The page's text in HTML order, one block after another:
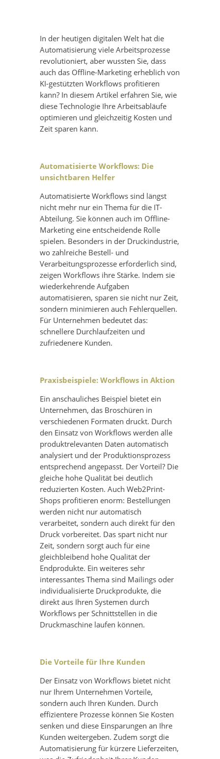
In der heutigen digitalen Welt hat die
Automatisierung viele Arbeitsprozesse
revolutioniert, aber wussten Sie, dass
auch das Offline-Marketing erheblich von
KI-gestützten Workflows profitieren
kann? In diesem Artikel erfahren Sie, wie
diese Technologie Ihre Arbeitsabläufe
optimieren und gleichzeitig Kosten und
Zeit sparen kann.
Automatisierte Workflows: Die
unsichtbaren Helfer
Automatisierte Workflows sind längst
nicht mehr nur ein Thema für die IT-
Abteilung. Sie können auch im Offline-
Marketing eine entscheidende Rolle
spielen. Besonders in der Druckindustrie,
wo zahlreiche Bestell- und
Verarbeitungsprozesse erforderlich sind,
zeigen Workflows ihre Stärke. Indem sie
wiederkehrende Aufgaben
automatisieren, sparen sie nicht nur Zeit,
sondern minimieren auch Fehlerquellen.
Für Unternehmen bedeutet das:
schnellere Durchlaufzeiten und
zufriedenere Kunden.
Praxisbeispiele: Workflows in Aktion
Ein anschauliches Beispiel bietet ein
Unternehmen, das Broschüren in
verschiedenen Formaten druckt. Durch
den Einsatz von Workflows werden alle
produktrelevanten Daten automatisch
analysiert und der Produktionsprozess
entsprechend angepasst. Der Vorteil? Die
gleiche hohe Qualität bei deutlich
reduzierten Kosten. Auch Web2Print-
Shops profitieren enorm: Bestellungen
werden nicht nur automatisch
verarbeitet, sondern auch direkt für den
Druck vorbereitet. Das spart nicht nur
Zeit, sondern sorgt auch für eine
gleichbleibend hohe Qualität der
Endprodukte. Ein weiteres sehr
interessantes Thema sind Mailings oder
individualisierte Druckprodukte, die
direkt aus Ihren Systemen durch
Workflows per Schnittstellen in die
Druckmaschine laufen können.
Die Vorteile für Ihre Kunden
Der Einsatz von Workflows bietet nicht
nur Ihrem Unternehmen Vorteile,
sondern auch Ihren Kunden. Durch
effizientere Prozesse können Sie Kosten
senken und diese Einsparungen an Ihre
Kunden weitergeben. Zudem sorgt die
Automatisierung für kürzere Lieferzeiten,